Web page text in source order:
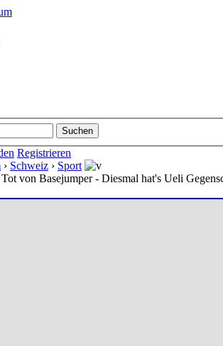
Registrieren
› Schweiz › Sport
von Basejumper - Diesmal hat's Ueli